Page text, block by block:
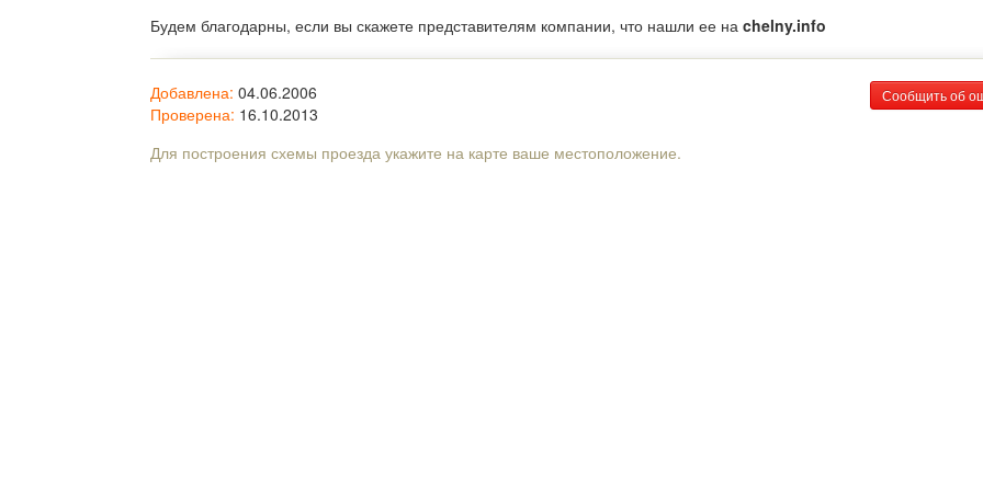
Будем благодарны, если вы скажете представителям компании, что нашли ее на chelny.info
Сообщить об
Добавлена: 04.06.2006
Проверена: 16.10.2013
Для построения схемы проезда укажите на карте ваше местоположение.